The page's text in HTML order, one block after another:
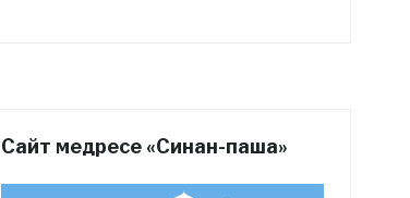
Сайт медресе «Синан-паша»